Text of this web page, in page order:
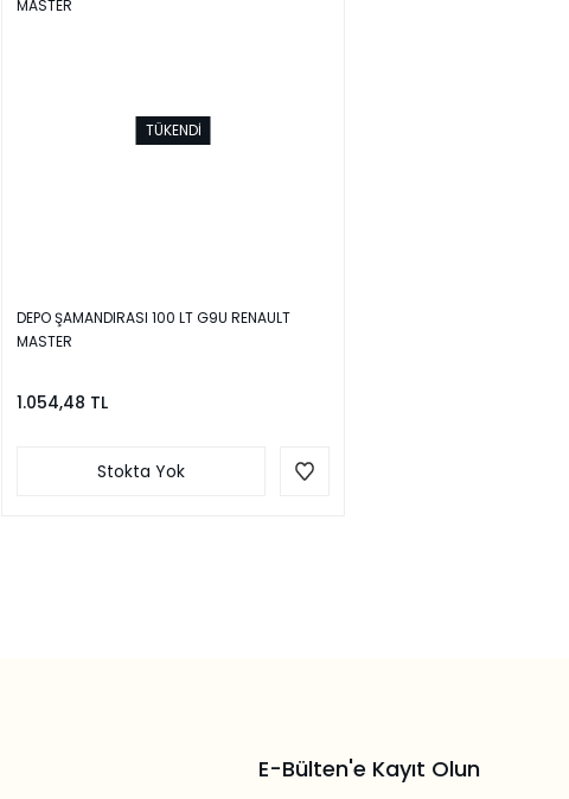
TÜKENDİ
DEPO ŞAMANDIRASI 100 LT G9U RENAULT
MASTER
1.054,48 TL
Stokta Yok
E-Bülten'e Kayıt Olun